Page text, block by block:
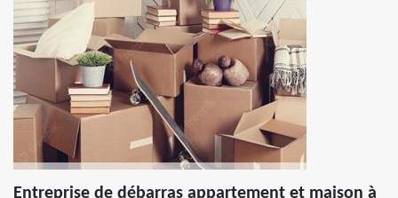
Entreprise de débarras appartement et maison à